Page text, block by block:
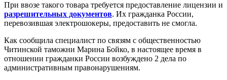
При ввозе такого товара требуется предоставление лицензии и
разрешительных документов. Их гражданка России,
перевозившая электрошокеры, предоставить не смогла.
Как сообщила специалист по связям с общественностью
Читинской таможни Марина Бойко, в настоящее время в
отношении гражданки России возбуждено 2 дела по
административным правонарушениям.